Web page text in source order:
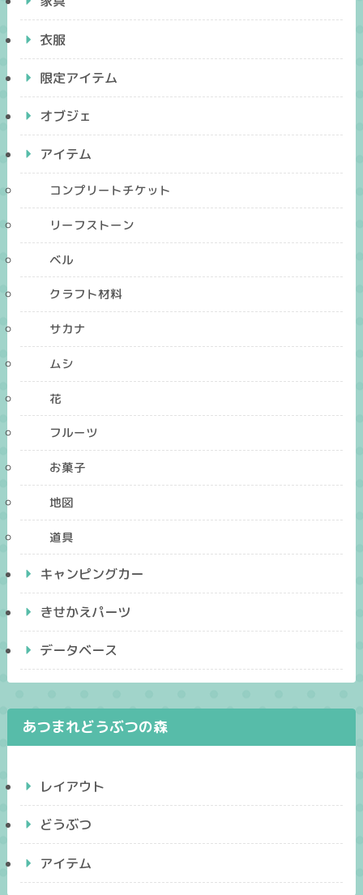
衣服
限定アイテム
オブジェ
アイテム
コンプリートチケット
リーフストーン
ベル
クラフト材料
サカナ
ムシ
花
フルーツ
お菓子
地図
道具
キャンピングカー
きせかえパーツ
データベース
あつまれどうぶつの森
レイアウト
どうぶつ
アイテム